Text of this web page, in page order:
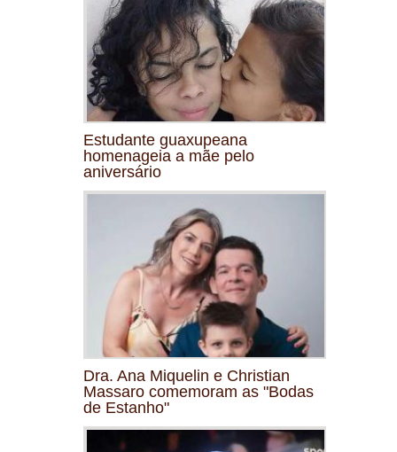
Estudante guaxupeana
homenageia a mãe pelo
aniversário
Dra. Ana Miquelin e Christian
Massaro comemoram as "Bodas
de Estanho"